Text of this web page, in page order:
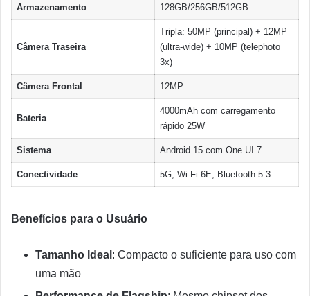
Armazenamento 128GB/256GB/512GB
Câmera Traseira
Tripla: 50MP (principal) + 12MP
(ultra-wide) + 10MP (telephoto
3x)
Câmera Frontal 12MP
Bateria
4000mAh com carregamento
rápido 25W
Sistema Android 15 com One UI 7
Conectividade 5G, Wi-Fi 6E, Bluetooth 5.3
Benefícios para o Usuário
Tamanho Ideal : Compacto o suficiente para uso com
uma mão